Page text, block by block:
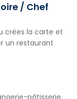
/ Chef
crées la carte et
un restaurant
pâtisserie,